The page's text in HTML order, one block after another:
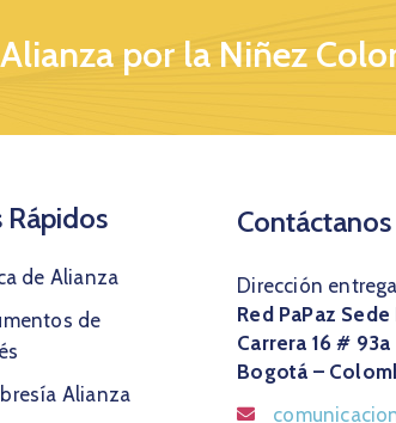
por la Niñez
Rápidos
de Alianza
de
Alianza
Contáctanos
Dirección
Red PaPaz
Carrera 16 #
Bogotá –